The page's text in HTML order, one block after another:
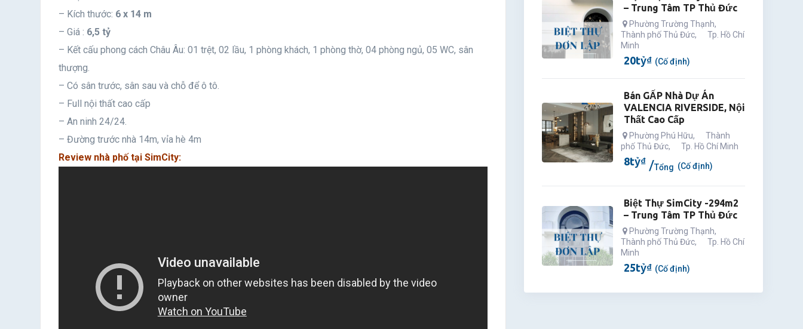
– Kích thước: 6 x 14 m
– Giá : 6,5 tỷ
– Kết cấu phong cách Châu Âu: 01 trệt, 02 lầu, 1 phòng khách, 1 phòng thờ, 04 phòng ngủ, 05 WC, sân
thượng.
– Có sân trước, sân sau và chỗ để ô tô.
– Full nội thất cao cấp
– An ninh 24/24.
– Đường trước nhà 14m, vỉa hè 4m
Review nhà phố tại SimCity:
– Trung Tâm TP Thủ Đức
Phường Trường Thạnh,
Thành phố Thủ Đức,
Tp. Hồ Chí
Minh
20tỷ₫ (Cố định)
Bán GẤP Nhà Dự Án
VALENCIA RIVERSIDE, Nội
Thất Cao Cấp
Phường Phú Hữu,
Thành
phố Thủ Đức, Tp. Hồ Chí Minh
8tỷ₫ Tổng (Cố định)
Biệt Thự SimCity -294m2
– Trung Tâm TP Thủ Đức
Phường Trường Thạnh,
Thành phố Thủ Đức,
Tp. Hồ Chí
Minh
25tỷ₫ (Cố định)